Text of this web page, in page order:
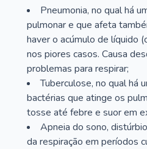
Pneumonia, no qual há
pulmonar e que afeta
haver o acúmulo de líquido
nos piores casos. Causa
problemas para respirar;
Tuberculose, no qual há
bactérias que atinge os
tosse até febre e suor em
Apneia do sono,
da respiração em períodos